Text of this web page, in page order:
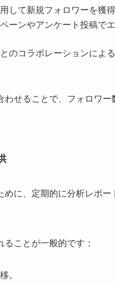
して新規フォロワーを獲得
ーンやアンケート投稿で
のコラボレーションによ
わせることで、フォロワー
めに、定期的に分析レポー
ことが一般的です：
。